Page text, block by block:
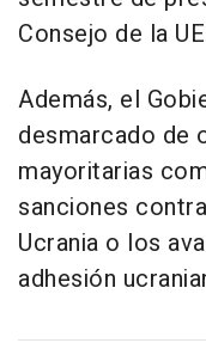
Consejo de la
Además, el
desmarcado de
mayoritarias
sanciones
Ucrania o los
adhesión